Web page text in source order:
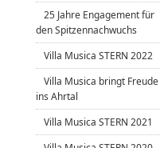
25 Jahre Engagement für
den Spitzennachwuchs
Villa Musica STERN 2022
Villa Musica bringt Freude
ins Ahrtal
Villa Musica STERN 2021